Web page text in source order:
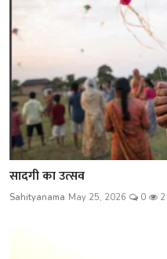
सादगी का उत्सव
Sahityanama May 25, 2026 0 2